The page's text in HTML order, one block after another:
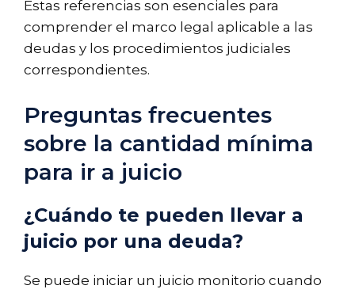
Estas referencias son esenciales para
comprender el marco legal aplicable a las
deudas y los procedimientos judiciales
correspondientes.
Preguntas frecuentes
sobre la cantidad mínima
para ir a juicio
¿Cuándo te pueden llevar a
juicio por una deuda?
Se puede iniciar un juicio monitorio cuando